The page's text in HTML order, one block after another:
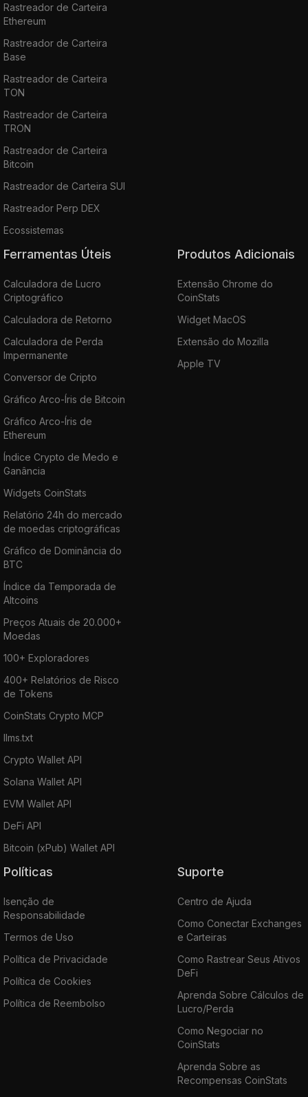
Rastreador de Carteira
Ethereum
Rastreador de Carteira
Base
Rastreador de Carteira
TON
Rastreador de Carteira
TRON
Rastreador de Carteira
Bitcoin
Rastreador de Carteira SUI
Rastreador Perp DEX
Ecossistemas
Ferramentas Úteis
Calculadora de Lucro
Criptográfico
Calculadora de Retorno
Calculadora de Perda
Impermanente
Conversor de Cripto
Gráfico Arco-Íris de Bitcoin
Gráfico Arco-Íris de
Ethereum
Índice Crypto de Medo e
Ganância
Widgets CoinStats
Relatório 24h do mercado
de moedas criptográficas
Gráfico de Dominância do
BTC
Índice da Temporada de
Altcoins
Preços Atuais de 20.000+
Moedas
100+ Exploradores
400+ Relatórios de Risco
de Tokens
CoinStats Crypto MCP
llms.txt
Crypto Wallet API
Solana Wallet API
EVM Wallet API
DeFi API
Bitcoin (xPub) Wallet API
Produtos Adicionais
Extensão Chrome do
CoinStats
Widget MacOS
Extensão do Mozilla
Apple TV
Políticas
Isenção de
Responsabilidade
Termos de Uso
Política de Privacidade
Política de Cookies
Política de Reembolso
Suporte
Centro de Ajuda
Como Conectar Exchanges
e Carteiras
Como Rastrear Seus Ativos
DeFi
Aprenda Sobre Cálculos de
Lucro/Perda
Como Negociar no
CoinStats
Aprenda Sobre as
Recompensas CoinStats